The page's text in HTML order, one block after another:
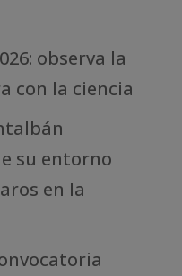
observa la
con la ciencia
su entorno
en la